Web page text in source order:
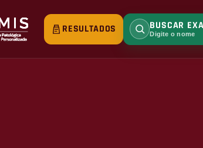
RESULTADOS BUSCAR
Digite o nome